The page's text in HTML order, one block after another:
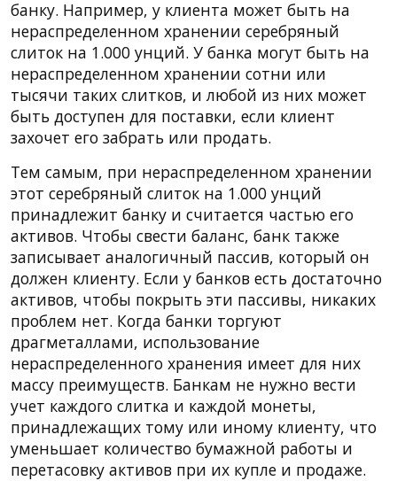
банку. Например, у клиента может быть на
нераспределенном хранении серебряный
слиток на 1.000 унций. У банка могут быть на
нераспределенном хранении сотни или
тысячи таких слитков, и любой из них может
быть доступен для поставки, если клиент
захочет его забрать или продать.
Тем самым, при нераспределенном хранении
этот серебряный слиток на 1.000 унций
принадлежит банку и считается частью его
активов. Чтобы свести баланс, банк также
записывает аналогичный пассив, который он
должен клиенту. Если у банков есть достаточно
активов, чтобы покрыть эти пассивы, никаких
проблем нет. Когда банки торгуют
драгметаллами, использование
нераспределенного хранения имеет для них
массу преимуществ. Банкам не нужно вести
учет каждого слитка и каждой монеты,
принадлежащих тому или иному клиенту, что
уменьшает количество бумажной работы и
перетасовку активов при их купле и продаже.